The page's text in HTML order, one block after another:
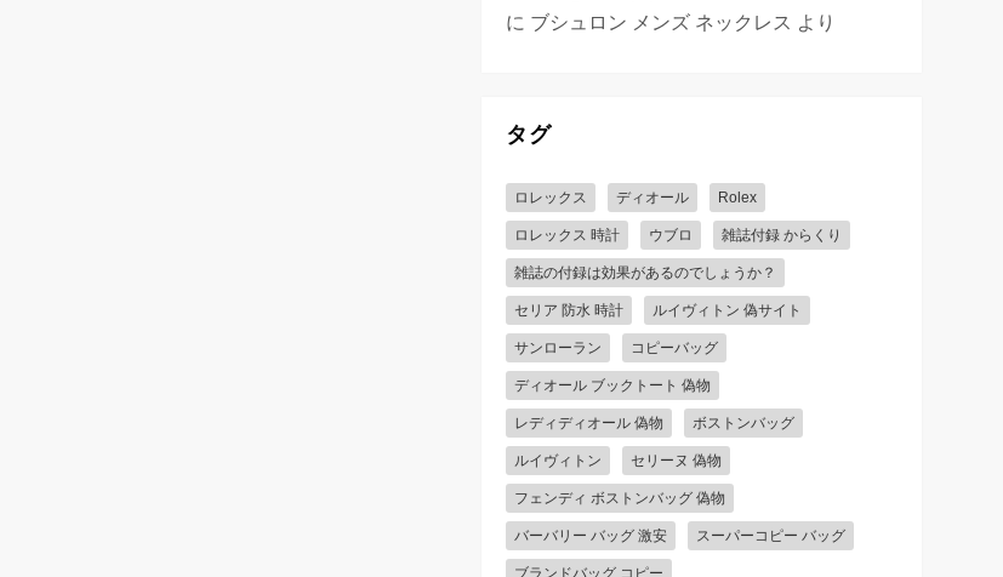
に ブシュロン メンズ ネックレス より
タグ
ロレックス ディオール Rolex
ロレックス 時計 ウブロ 雑誌付録 からくり
雑誌の付録は効果があるのでしょうか？
セリア 防水 時計 ルイヴィトン 偽サイト
サンローラン コピーバッグ
ディオール ブックトート 偽物
レディディオール 偽物 ボストンバッグ
ルイヴィトン セリーヌ 偽物
フェンディ ボストンバッグ 偽物
バーバリー バッグ 激安 スーパーコピー バッグ
ブランドバッグ コピー